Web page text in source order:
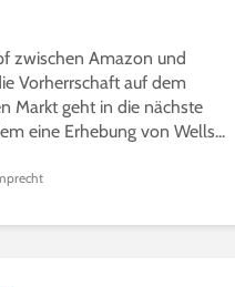
zwischen Amazon und
Vorherrschaft auf dem
Markt geht in die nächste
eine Erhebung von Wells...